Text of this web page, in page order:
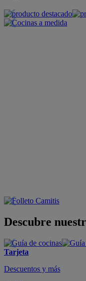
Descubre
Tarjeta
Descuentos y más